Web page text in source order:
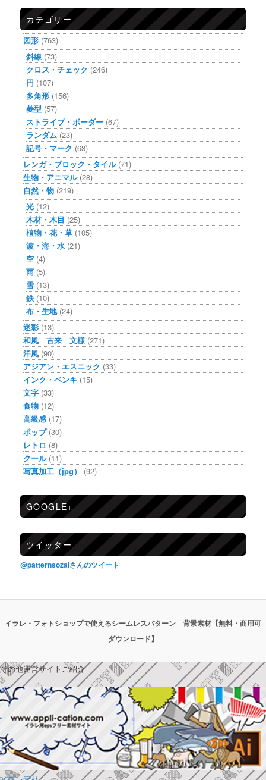
カテゴリー
図形 (763)
斜線 (73)
クロス・チェック (246)
円 (107)
多角形 (156)
菱型 (57)
ストライプ・ボーダー (67)
ランダム (23)
記号・マーク (68)
レンガ・ブロック・タイル(71)
生物・アニマル(28)
自然・物 (219)
光 (12)
木材・木目 (25)
植物・花・草 (105)
波・海・水 (21)
空 (4)
雨 (5)
雪 (13)
鉄 (10)
布・生地(24)
迷彩 (13)
和風 古来 文様 (271)
洋風 (90)
アジアン・エスニック (33)
インク・ペンキ (15)
文字 (33)
食物 (12)
高級感 (17)
ポップ(30)
レトロ (8)
クール(11)
写真加工（jpg）
(92)
GOOGLE+
ツイッター
@patternsozaiさんのツイート
イラレ・フォトショップで使えるシームレスパターン 背景素材【無料・商用可
ダウンロード】
その他運営サイトご紹介